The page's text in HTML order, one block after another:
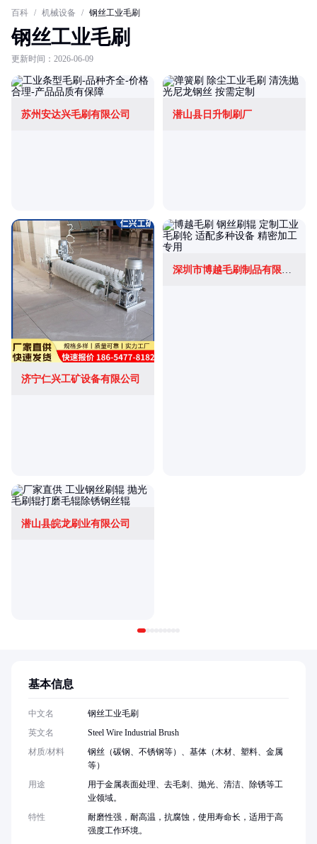
百科 / 机械设备 / 钢丝工业毛刷
钢丝工业毛刷
更新时间：2026-06-09
苏州安达兴毛刷有限公司 潜山县日升制刷厂
济宁仁兴工矿设备有限公司
深圳市博越毛刷制品有限公司
潜山县皖龙刷业有限公司
基本信息
中文名
钢丝工业毛刷
英文名
Steel Wire Industrial Brush
材质/材料
钢丝（碳钢、不锈钢等）、基体（木材、塑料、金属
等）
用途
用于金属表面处理、去毛刺、抛光、清洁、除锈等工
业领域。
特性
耐磨性强，耐高温，抗腐蚀，使用寿命长，适用于高
强度工作环境。